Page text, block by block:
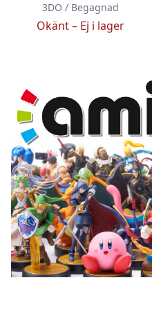
3DO / Begagnad
Okänt – Ej i lager